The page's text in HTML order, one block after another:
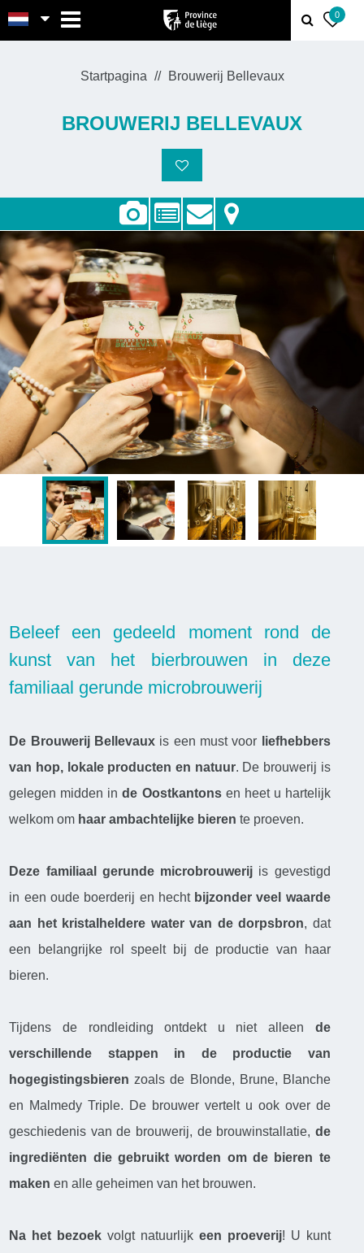
0
Startpagina Brouwerij Bellevaux
BROUWERIJ BELLEVAUX
Beleef een gedeeld moment rond de
kunst van het bierbrouwen in deze
familiaal gerunde microbrouwerij
De Brouwerij Bellevauxis een must voor
liefhebbers
van hop, lokale producten en natuur. De brouwerij is
gelegen midden inde Oostkantonsen heet u hartelijk
welkom om haar ambachtelijke bieren te proeven.
Deze familiaal gerunde microbrouwerij is gevestigd
in een oude boerderij en hecht bijzonder veel waarde
aan het kristalheldere water van de dorpsbron, dat
een belangrijke rol speelt bij de productie van haar
bieren.
Tijdens de rondleiding ontdekt u niet alleen de
verschillende stappen in de productie van
hogegistingsbieren zoals de Blonde, Brune, Blanche
en Malmedy Triple. De brouwer vertelt u ook over de
geschiedenis van de brouwerij, de brouwinstallatie, de
ingrediënten die gebruikt worden om de bieren te
maken en alle geheimen van het brouwen.
Na het bezoek volgt natuurlijk een proeverij! U kunt